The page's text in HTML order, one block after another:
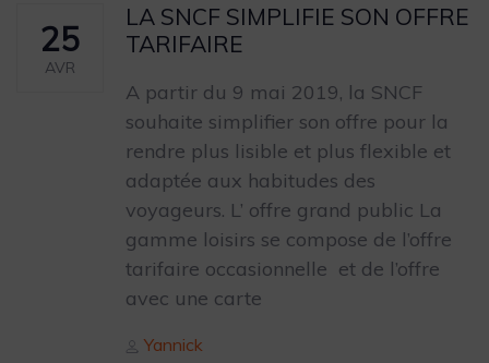
25
AVR
LA SNCF SIMPLIFIE SON OFFRE
TARIFAIRE
A partir du 9 mai 2019, la SNCF
souhaite simplifier son offre pour la
rendre plus lisible et plus flexible et
adaptée aux habitudes des
voyageurs. L’ offre grand public La
gamme loisirs se compose de l’offre
tarifaire occasionnelle et de l’offre
avec une carte
Author
Yannick